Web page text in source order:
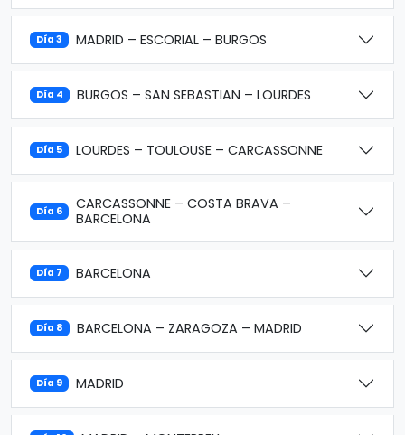
Día 3 MADRID – ESCORIAL – BURGOS
Día 4 BURGOS – SAN SEBASTIAN – LOURDES
Día 5 LOURDES – TOULOUSE – CARCASSONNE
Día 6
CARCASSONNE – COSTA BRAVA –
BARCELONA
Día 7 BARCELONA
Día 8 BARCELONA – ZARAGOZA – MADRID
Día 9 MADRID